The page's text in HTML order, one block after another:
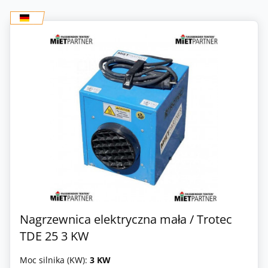
Nagrzewnica elektryczna mała / Trotec
TDE 25 3 KW
Moc silnika (KW): 3 KW